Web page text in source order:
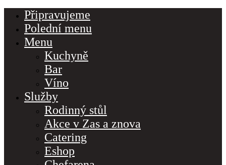
Připravujeme
Polední menu
Menu
Kuchyně
Bar
Víno
Služby
Rodinný stůl
Akce v Zas a znova
Catering
Eshop